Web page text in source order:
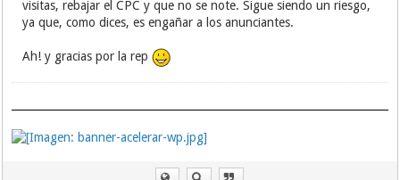
visitas, rebajar el CPC y que no se note. Sigue siendo un riesgo,
ya que, como dices, es engañar a los anunciantes.
Ah! y gracias por la rep